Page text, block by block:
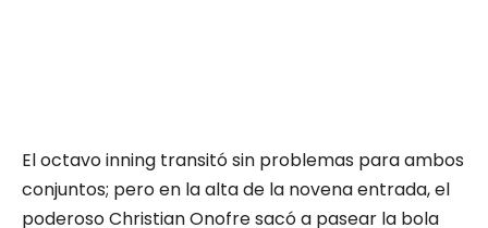
El octavo inning transitó sin problemas para ambos
conjuntos; pero en la alta de la novena entrada, el
poderoso Christian Onofre sacó a pasear la bola